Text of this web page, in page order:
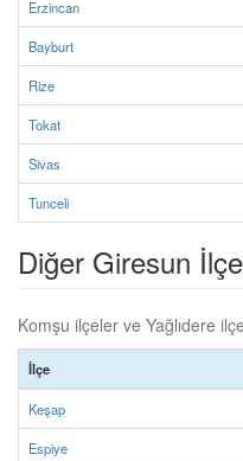
Erzincan
Bayburt
Rize
Tokat
Sivas
Tunceli
Diğer Giresun
Komşu ilçeler ve Yağlıdere
İlçe
Keşap
Espiye